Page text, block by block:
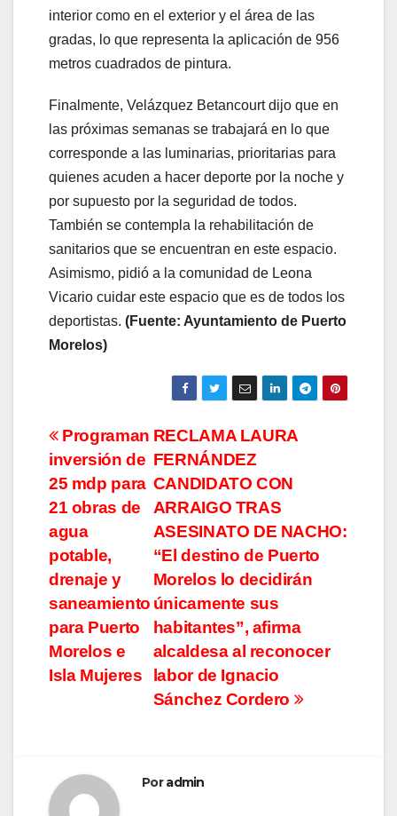
interior como en el exterior y el área de las
gradas, lo que representa la aplicación de 956
metros cuadrados de pintura.
Finalmente, Velázquez Betancourt dijo que en
las próximas semanas se trabajará en lo que
corresponde a las luminarias, prioritarias para
quienes acuden a hacer deporte por la noche y
por supuesto por la seguridad de todos.
También se contempla la rehabilitación de
sanitarios que se encuentran en este espacio.
Asimismo, pidió a la comunidad de Leona
Vicario cuidar este espacio que es de todos los
deportistas. (Fuente: Ayuntamiento de Puerto
Morelos)
Navegación
de
entradas
RECLAMA LAURA
FERNÁNDEZ
CANDIDATO CON
ARRAIGO TRAS
ASESINATO DE NACHO:
“El destino de Puerto
Morelos lo decidirán
únicamente sus
habitantes”, afirma
alcaldesa al reconocer
labor de Ignacio
Sánchez Cordero
Programan
inversión de
25 mdp para
21 obras de
agua
potable,
drenaje y
saneamiento
para Puerto
Morelos e
Isla Mujeres
Poradmin